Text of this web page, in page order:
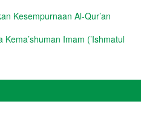
Kesempurnaan Al-Qur’an
Kema’shuman Imam (’Ishmatul